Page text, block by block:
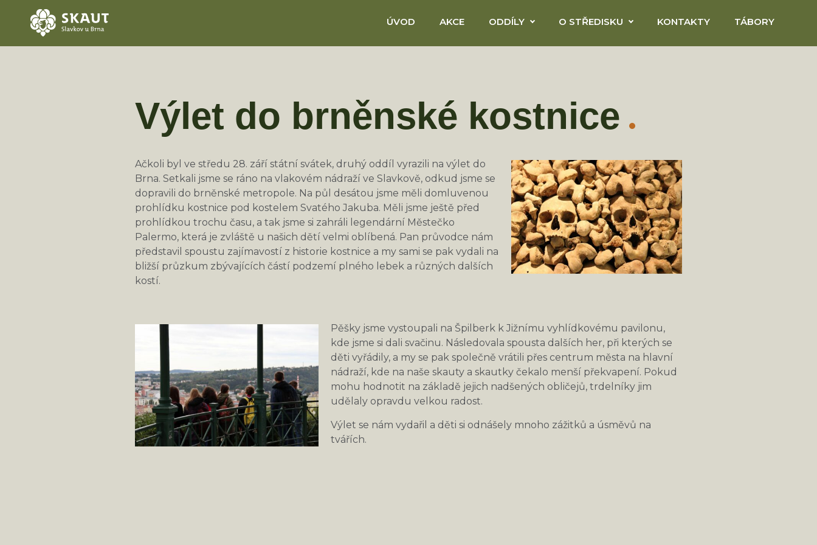
ÚVOD AKCE ODDÍLY O STŘEDISKU KONTAKTY TÁBORY
Výlet do brněnské kostnice
Ačkoli byl ve středu 28. září státní svátek, druhý oddíl vyrazili na výlet do
Brna. Setkali jsme se ráno na vlakovém nádraží ve Slavkově, odkud jsme se
dopravili do brněnské metropole. Na půl desátou jsme měli domluvenou
prohlídku kostnice pod kostelem Svatého Jakuba. Měli jsme ještě před
prohlídkou trochu času, a tak jsme si zahráli legendární Městečko
Palermo, která je zvláště u našich dětí velmi oblíbená. Pan průvodce nám
představil spoustu zajímavostí z historie kostnice a my sami se pak vydali na
bližší průzkum zbývajících částí podzemí plného lebek a různých dalších
kostí.
Pěšky jsme vystoupali na Špilberk k Jižnímu vyhlídkovému pavilonu,
kde jsme si dali svačinu. Následovala spousta dalších her, při kterých se
děti vyřádily, a my se pak společně vrátili přes centrum města na hlavní
nádraží, kde na naše skauty a skautky čekalo menší překvapení. Pokud
mohu hodnotit na základě jejich nadšených obličejů, trdelníky jim
udělaly opravdu velkou radost.
Výlet se nám vydařil a děti si odnášely mnoho zážitků a úsměvů na
tvářích.